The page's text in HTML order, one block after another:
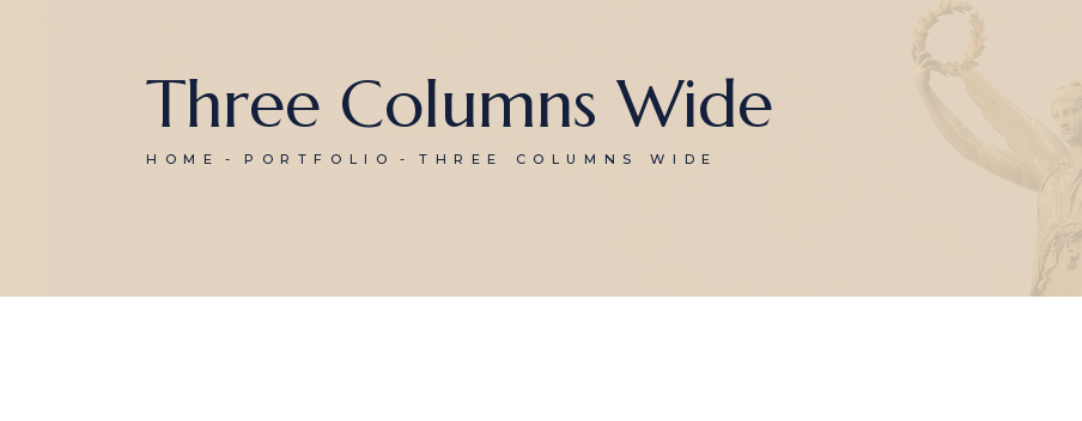
Three Columns Wide
HOME PORTFOLIO THREE COLUMNS WIDE